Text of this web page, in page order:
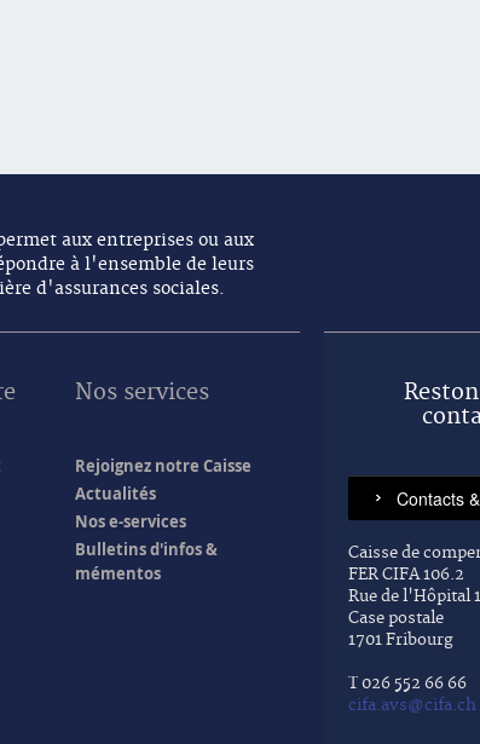
aux entreprises ou aux
à l'ensemble de leurs
d'assurances sociales.
Nos services
Rejoignez notre Caisse
Actualités
Nos e-services
Bulletins d'infos &
mémentos
Caisse de
FER CIFA 106.2
Rue de l'Hôpital
Case postale
1701 Fribourg
T 026 552 66 66
cifa.avs@cifa.ch